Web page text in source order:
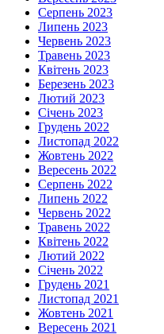
Серпень 2023
Липень 2023
Червень 2023
Травень 2023
Квітень 2023
Березень 2023
Лютий 2023
Січень 2023
Грудень 2022
Листопад 2022
Жовтень 2022
Вересень 2022
Серпень 2022
Липень 2022
Червень 2022
Травень 2022
Квітень 2022
Лютий 2022
Січень 2022
Грудень 2021
Листопад 2021
Жовтень 2021
Вересень 2021